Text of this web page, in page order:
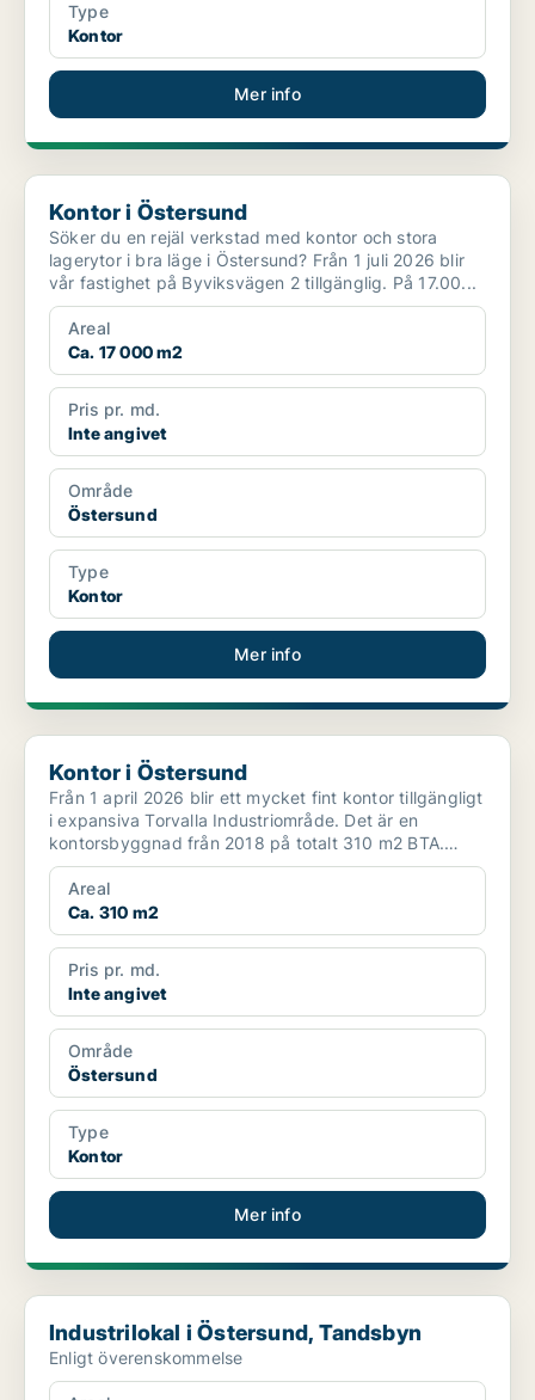
Type
Kontor
Mer info
Kontor i Östersund
Kontor i Östersund
Söker du en rejäl verkstad med kontor och stora
lagerytor i bra läge i Östersund? Från 1 juli 2026 blir
vår fastighet på Byviksvägen 2 tillgänglig. På 17.00...
Areal
Ca. 17 000 m2
Pris pr. md.
Inte angivet
Område
Östersund
Type
Kontor
Mer info
Kontor i Östersund
Kontor i Östersund
Från 1 april 2026 blir ett mycket fint kontor tillgängligt
i expansiva Torvalla Industriområde. Det är en
kontorsbyggnad från 2018 på totalt 310 m2 BTA.
Adre...
Areal
Ca. 310 m2
Pris pr. md.
Inte angivet
Område
Östersund
Type
Kontor
Mer info
Industrilokal i Östersund, Tandsbyn
Industrilokal i Östersund, Tandsbyn
Enligt överenskommelse